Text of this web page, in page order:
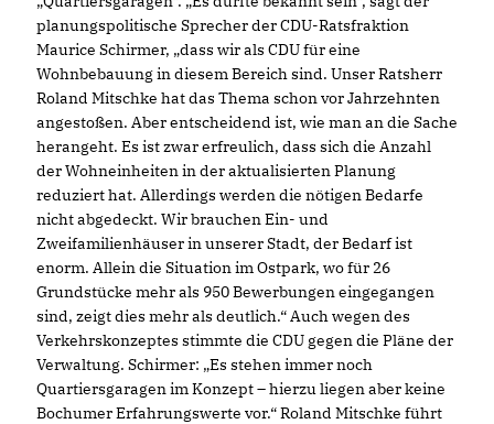
planungspolitische Sprecher der CDU-Ratsfraktion
Maurice Schirmer, „dass wir als CDU für eine
Wohnbebauung in diesem Bereich sind. Unser Ratsherr
Roland Mitschke hat das Thema schon vor Jahrzehnten
angestoßen. Aber entscheidend ist, wie man an die Sache
herangeht. Es ist zwar erfreulich, dass sich die Anzahl
der Wohneinheiten in der aktualisierten Planung
reduziert hat. Allerdings werden die nötigen Bedarfe
nicht abgedeckt. Wir brauchen Ein- und
Zweifamilienhäuser in unserer Stadt, der Bedarf ist
enorm. Allein die Situation im Ostpark, wo für 26
Grundstücke mehr als 950 Bewerbungen eingegangen
sind, zeigt dies mehr als deutlich.“ Auch wegen des
Verkehrskonzeptes stimmte die CDU gegen die Pläne der
Verwaltung. Schirmer: „Es stehen immer noch
Quartiersgaragen im Konzept – hierzu liegen aber keine
Bochumer Erfahrungswerte vor.“ Roland Mitschke führt